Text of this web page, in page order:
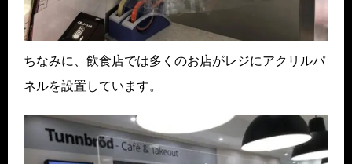
ちなみに、飲食店では多くのお店がレジにアクリルパ
ネルを設置しています。